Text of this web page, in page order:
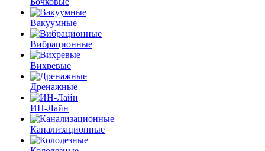
Вакуумные
Вибрационные
Вихревые
Дренажные
ИН-Лайн
Канализационные